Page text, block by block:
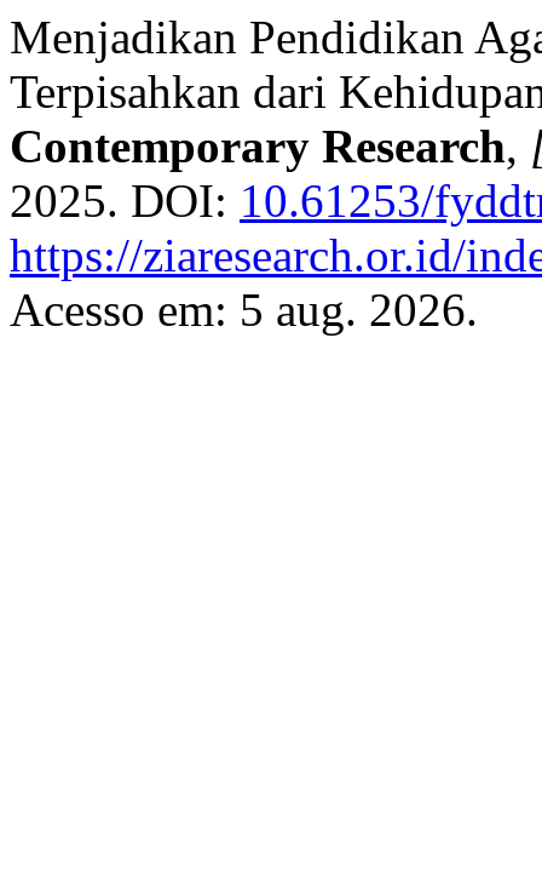
Menjadikan Pendidikan
Terpisahkan dari
Contemporary Research,
2025. DOI: 10.61253/
https://ziaresearch.or.id/
Acesso em: 5 aug. 2026.